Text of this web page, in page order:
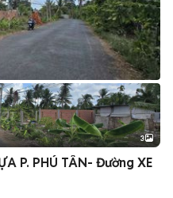
3
TÂN- Đường XE